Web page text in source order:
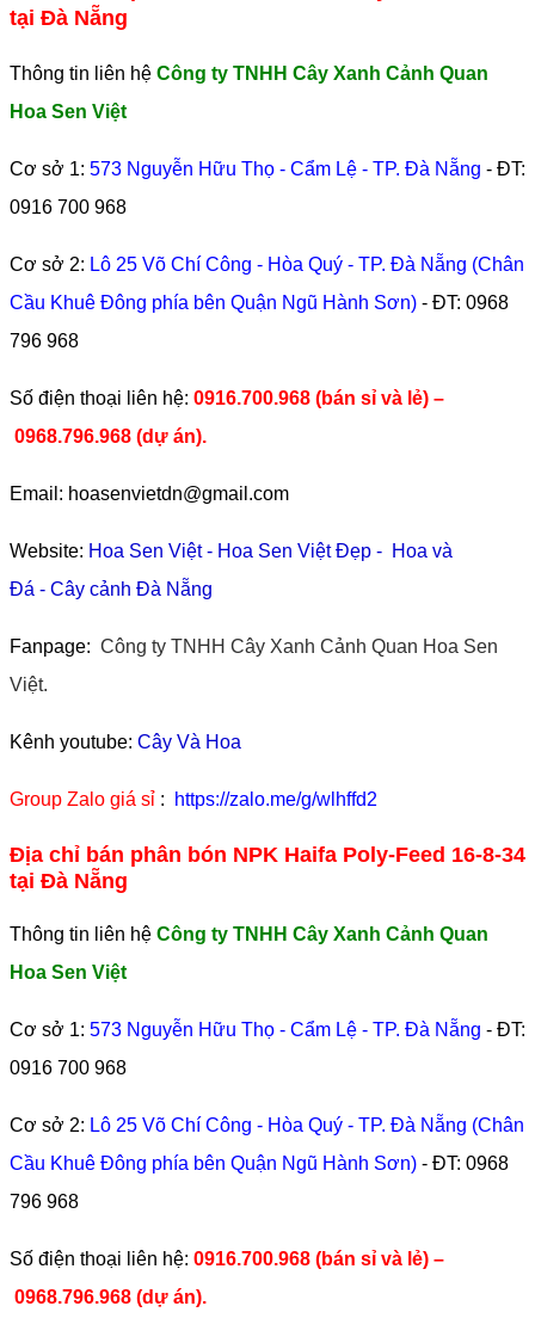
tại Đà Nẵng
Thông tin liên hệ Công ty TNHH Cây Xanh Cảnh Quan
Hoa Sen Việt
Cơ sở 1: 573 Nguyễn Hữu Thọ - Cẩm Lệ - TP. Đà Nẵng - ĐT:
0916 700 968
Cơ sở 2: Lô 25 Võ Chí Công - Hòa Quý - TP. Đà Nẵng (Chân
Cầu Khuê Đông phía bên Quận Ngũ Hành Sơn) - ĐT: 0968
796 968
​Số điện thoại liên hệ: 0916.700.968 (bán sỉ và lẻ) –
0968.796.968 (dự án).
Email: hoasenvietdn@gmail.com
Website: Hoa Sen Việt- Hoa Sen Việt Đẹp - Hoa và
Đá - Cây cảnh Đà Nẵng
Fanpage: Công ty TNHH Cây Xanh Cảnh Quan Hoa Sen
Việt.
Kênh youtube: Cây Và Hoa
Group Zalo giá sỉ : https://zalo.me/g/wlhffd2
Địa chỉ bán phân bón NPK Haifa Poly-Feed 16-8-34
tại Đà Nẵng
Thông tin liên hệ Công ty TNHH Cây Xanh Cảnh Quan
Hoa Sen Việt
Cơ sở 1: 573 Nguyễn Hữu Thọ - Cẩm Lệ - TP. Đà Nẵng - ĐT:
0916 700 968
Cơ sở 2: Lô 25 Võ Chí Công - Hòa Quý - TP. Đà Nẵng (Chân
Cầu Khuê Đông phía bên Quận Ngũ Hành Sơn) - ĐT: 0968
796 968
​Số điện thoại liên hệ: 0916.700.968 (bán sỉ và lẻ) –
0968.796.968 (dự án).